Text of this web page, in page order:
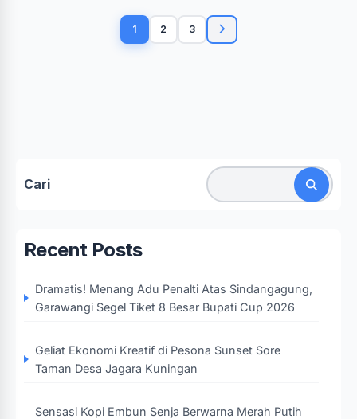
pos
1 2 3
Cari
Recent Posts
Dramatis! Menang Adu Penalti Atas Sindangagung,
Garawangi Segel Tiket 8 Besar Bupati Cup 2026
Geliat Ekonomi Kreatif di Pesona Sunset Sore
Taman Desa Jagara Kuningan
Sensasi Kopi Embun Senja Berwarna Merah Putih